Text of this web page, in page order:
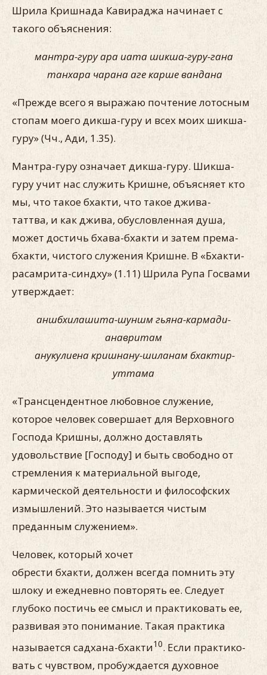
Шрила Кришнада Кавираджа начинает с
такого объяснения:
мантра-гуру ара иата шикша-гуру-гана
танхара чарана аге карше вандана
«Прежде всего я выражаю почтение лотосным
стопам мое­го дикша-гуру и всех моих шикша-
гуру» (Чч., Ади, 1.35).
Мантра-гуру означает дикша-гуру. Шикша-
гуру учит нас служить Кришне, объясняет кто
мы, что такое бхакти, что та­кое джива-
таттва, и как джива, обусловленная душа,
может достичь бхава-бхакти и затем према-
бхакти, чистого служе­ния Кришне. В «Бхакти-
расамрита-синдху» (1.11) Шрила Рупа Госвами
утверждает:
аншбхилашита-шуншм гьяна-кармади-
анавритам
анукулиена кришнану-шиланам бхактир-
уттама
«Трансцендентное любовное служение,
которое человек со­вершает для Верховного
Господа Кришны, должно доставлять
удовольствие [Господу] и быть свободно от
стремления к мате­риальной выгоде,
кармической деятельности и философских
измышлений. Это называется чистым
преданным служением».
Человек, который хочет
обрести бхакти, должен всегда по­мнить эту
шлоку и ежедневно повторять ее. Следует
глубоко постичь ее смысл и практиковать ее,
развивая это понимание. Такая практика
называется садхана-бхакти10. Если практико­
вать с чувством, пробуждается духовное